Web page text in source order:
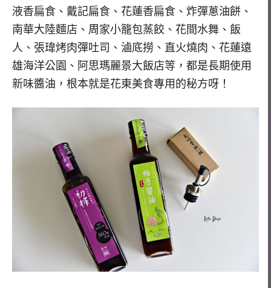
液香扁食、戴記扁食、花蓮香扁食、炸彈蔥油餅、
南華大陸麵店、周家小籠包蒸餃、花間水舞、飯
人、張瑋烤肉彈吐司、滷底撈、直火燒肉、花蓮遠
雄海洋公園、阿思瑪麗景大飯店等，都是長期使用
新味醬油，根本就是花東美食專用的秘方呀！